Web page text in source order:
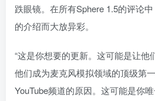
跌眼镜。在所有Sphere 1.5的评论
的介绍而大放异彩。
“这是你想要的更新。这可能是让他
他们成为麦克风模拟领域的顶级第
YouTube频道的原因。这可能是你